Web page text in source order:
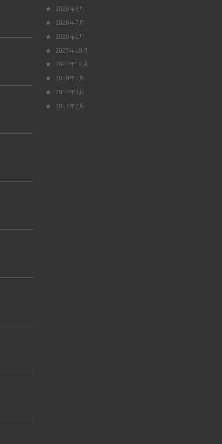
2026年8月
2026年7月
2026年1月
2025年10月
2024年12月
2019年1月
2014年3月
2014年2月